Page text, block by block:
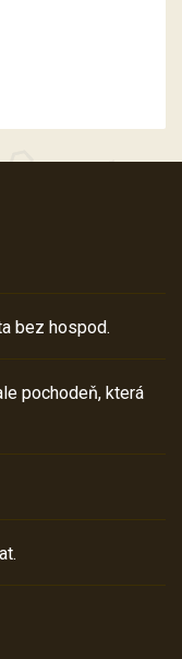
bez hospod.
pochodeň, která